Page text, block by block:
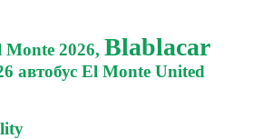
Monte 2026, Blablacar
автобус El Monte United